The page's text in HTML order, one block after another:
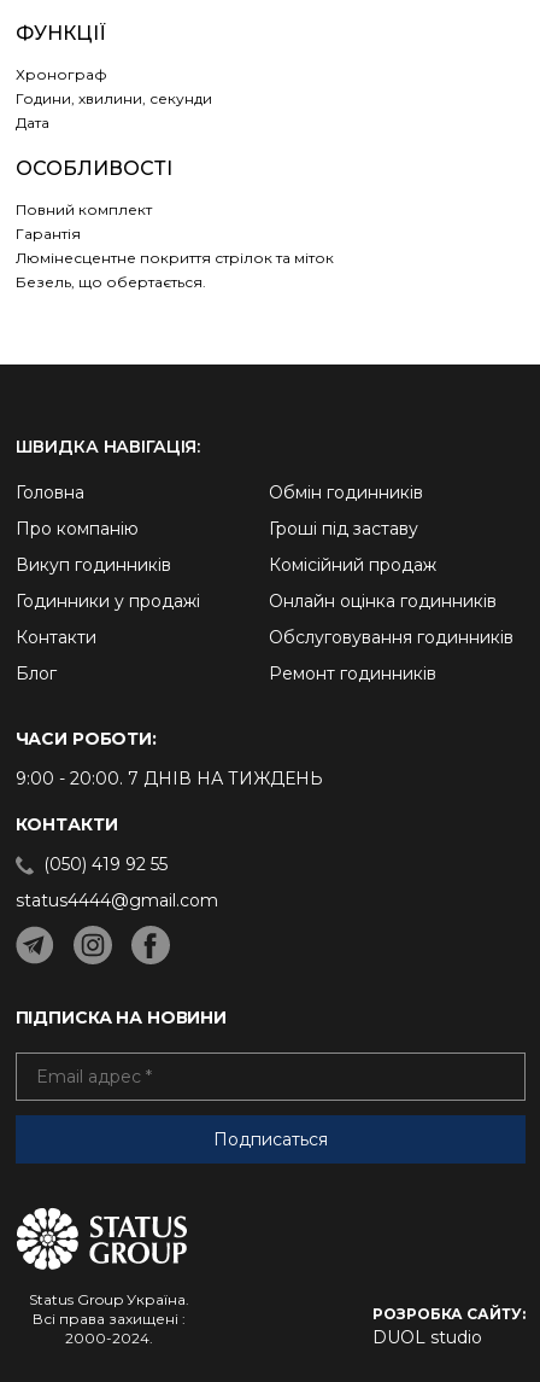
ФУНКЦІЇ
Хронограф
Години, хвилини, секунди
Дата
ОСОБЛИВОСТІ
Повний комплект
Гарантія
Люмінесцентне покриття стрілок та міток
Безель, що обертається.
Status Group Україна.
Всі права захищені :
2000-2024.
РОЗРОБКА САЙТУ:
DUOL studio
ШВИДКА НАВІГАЦІЯ:
Головна
Про компанію
Викуп годинників
Годинники у продажі
Контакти
Блог
Обмін годинників
Гроші під заставу
Комісійний продаж
Онлайн оцінка годинників
Обслуговування годинників
Ремонт годинників
ЧАСИ РОБОТИ:
9:00 - 20:00. 7 ДНІВ НА ТИЖДЕНЬ
КОНТАКТИ
(050) 419 92 55
status4444@gmail.com
ПІДПИСКА НА НОВИНИ